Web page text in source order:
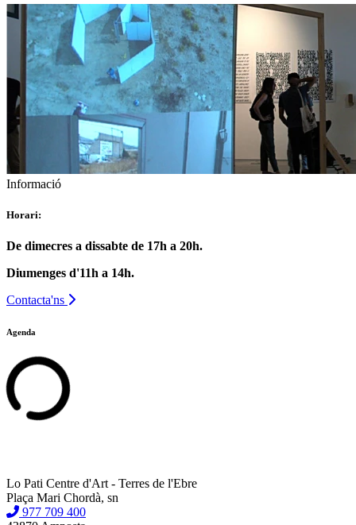
Informació
Horari:
De dimecres a dissabte de 17h a 20h.
Diumenges d'11h a 14h.
Contacta'ns
Agenda
Lo Pati Centre d'Art - Terres de l'Ebre
Plaça Mari Chordà, sn
977 709 400